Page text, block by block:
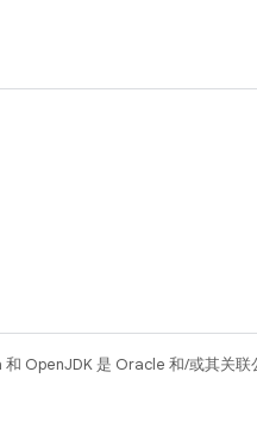
OpenJDK 是 Oracle 和/或其关联